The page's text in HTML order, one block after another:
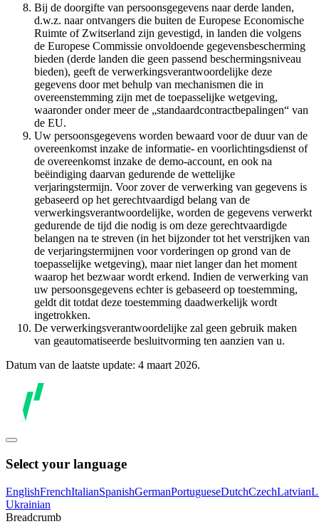
Bij de doorgifte van persoonsgegevens naar derde landen,
d.w.z. naar ontvangers die buiten de Europese Economische
Ruimte of Zwitserland zijn gevestigd, in landen die volgens
de Europese Commissie onvoldoende gegevensbescherming
bieden (derde landen die geen passend beschermingsniveau
bieden), geeft de verwerkingsverantwoordelijke deze
gegevens door met behulp van mechanismen die in
overeenstemming zijn met de toepasselijke wetgeving,
waaronder onder meer de „standaardcontractbepalingen“ van
de EU.
Uw persoonsgegevens worden bewaard voor de duur van de
overeenkomst inzake de informatie- en voorlichtingsdienst of
de overeenkomst inzake de demo-account, en ook na
beëindiging daarvan gedurende de wettelijke
verjaringstermijn. Voor zover de verwerking van gegevens is
gebaseerd op het gerechtvaardigd belang van de
verwerkingsverantwoordelijke, worden de gegevens verwerkt
gedurende de tijd die nodig is om deze gerechtvaardigde
belangen na te streven (in het bijzonder tot het verstrijken van
de verjaringstermijnen voor vorderingen op grond van de
toepasselijke wetgeving), maar niet langer dan het moment
waarop het bezwaar wordt erkend. Indien de verwerking van
uw persoonsgegevens echter is gebaseerd op toestemming,
geldt dit totdat deze toestemming daadwerkelijk wordt
ingetrokken.
De verwerkingsverantwoordelijke zal geen gebruik maken
van geautomatiseerde besluitvorming ten aanzien van u.
Datum van de laatste update: 4 maart 2026.
Select your language
EnglishFrenchItalianSpanishGermanPortugueseDutchCzechLatvian
Ukrainian
Breadcrumb